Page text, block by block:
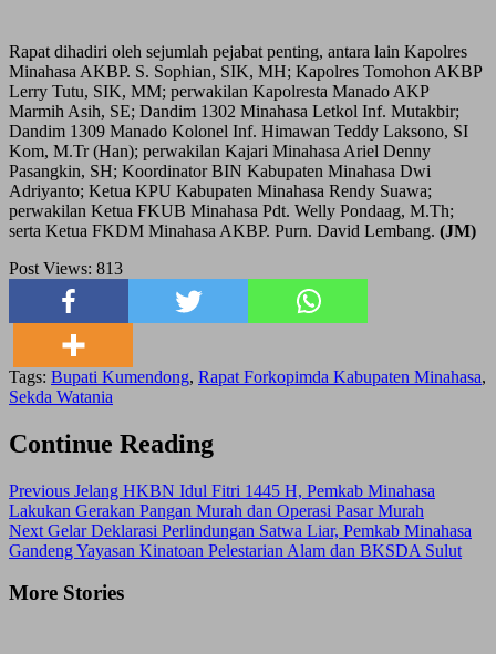
Rapat dihadiri oleh sejumlah pejabat penting, antara lain Kapolres
Minahasa AKBP. S. Sophian, SIK, MH; Kapolres Tomohon AKBP
Lerry Tutu, SIK, MM; perwakilan Kapolresta Manado AKP
Marmih Asih, SE; Dandim 1302 Minahasa Letkol Inf. Mutakbir;
Dandim 1309 Manado Kolonel Inf. Himawan Teddy Laksono, SI
Kom, M.Tr (Han); perwakilan Kajari Minahasa Ariel Denny
Pasangkin, SH; Koordinator BIN Kabupaten Minahasa Dwi
Adriyanto; Ketua KPU Kabupaten Minahasa Rendy Suawa;
perwakilan Ketua FKUB Minahasa Pdt. Welly Pondaag, M.Th;
serta Ketua FKDM Minahasa AKBP. Purn. David Lembang. (JM)
Post Views: 813
Tags: Bupati Kumendong, Rapat Forkopimda Kabupaten Minahasa,
Sekda Watania
Continue Reading
Previous Jelang HKBN Idul Fitri 1445 H, Pemkab Minahasa
Lakukan Gerakan Pangan Murah dan Operasi Pasar Murah
Next Gelar Deklarasi Perlindungan Satwa Liar, Pemkab Minahasa
Gandeng Yayasan Kinatoan Pelestarian Alam dan BKSDA Sulut
More Stories